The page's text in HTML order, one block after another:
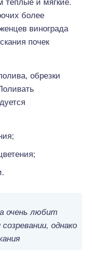
теплые и мягкие.
более
винограда
почек
обрезки
очень любит
однако